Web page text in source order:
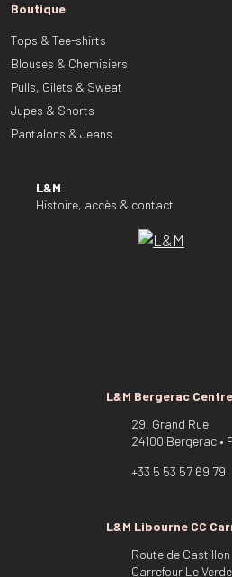
Boutique
Tops & Tee-shirts
Blouses & Chemisiers
Pulls, Gilets & Sweat
Jupes & Shorts
Pantalons & Jeans
L&M
Histoire, accès & contact
L&M Bergerac
29, Grand Rue
24100 Bergerac •
+33 5 53 57 69 79
L&M Libourne CC
Route de Castillon
Carrefour Le